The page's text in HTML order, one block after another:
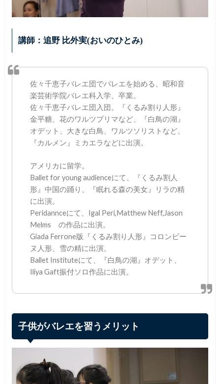
講師：追野 比外実(おいのひとみ)
佐々千恵子バレエ団でバレエを始める、昭和音
楽芸術学院バレエ科入学、卒業。
佐々千恵子バレエ団入団。『くるみ割り人形』
金平糖、花のワルツプリマなど、『白鳥の湖』
オデット、大きな白鳥、ワルツソリストなど、
『カルメン』ミカエラなどに出演。
アメリカに留学。
Ballet for young audienceにて、『くるみ割人
形』中国の踊り、『眠れる森の美女』リラの精
に出演。
Peridannceにて、Igal Peri,Matthew Neff,Jason
Melms の作品に出演。
Giada Ferrone版『くるみ割り人形』コロンビー
ヌ人形、雪の精に出演。
Ballet Instituteにて、『白鳥の湖』オデット、
Iliya Gaft振付ソロ作品に出演。
子供がバレエを習うメリット